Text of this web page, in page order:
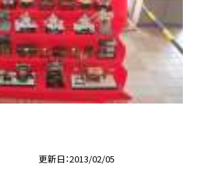
更新日 2013/02/05